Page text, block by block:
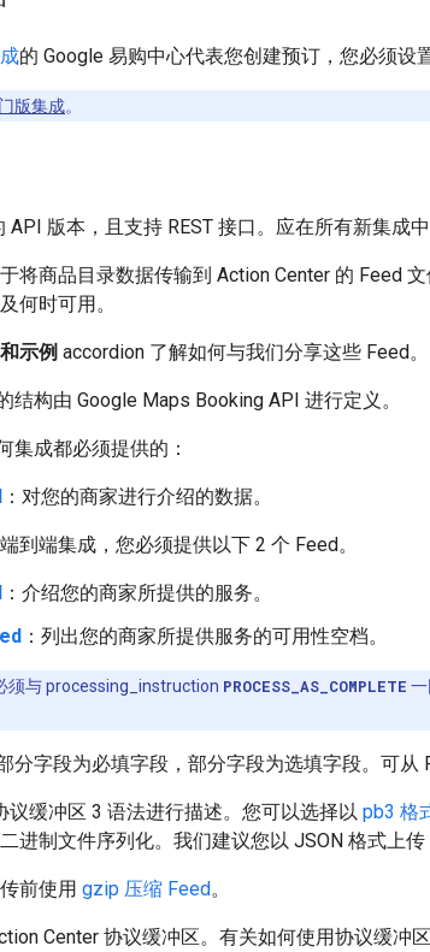
的 Google 易购中心代表您创建预订，您必须设
版集成。
API 版本，且支持 REST 接口。应在所有新集成中
将商品目录数据传输到 Action Center 的 Feed
何时可用。
示例 accordion 了解如何与我们分享这些 Feed。
结构由 Google Maps Booking API 进行定义。
集成都必须提供的：
：对您的商家进行介绍的数据。
到端集成，您必须提供以下 2 个 Feed。
：介绍您的商家所提供的服务。
：列出您的商家所提供服务的可用性空档。
须与 processing_instruction PROCESS_AS_COMPLETE 一
分字段为必填字段，部分字段为选填字段。可从
议缓冲区 3 语法进行描述。您可以选择以 pb3 格
进制文件序列化。我们建议您以 JSON 格式上传
前使用 gzip 压缩 Feed。
Center 协议缓冲区。有关如何使用协议缓冲